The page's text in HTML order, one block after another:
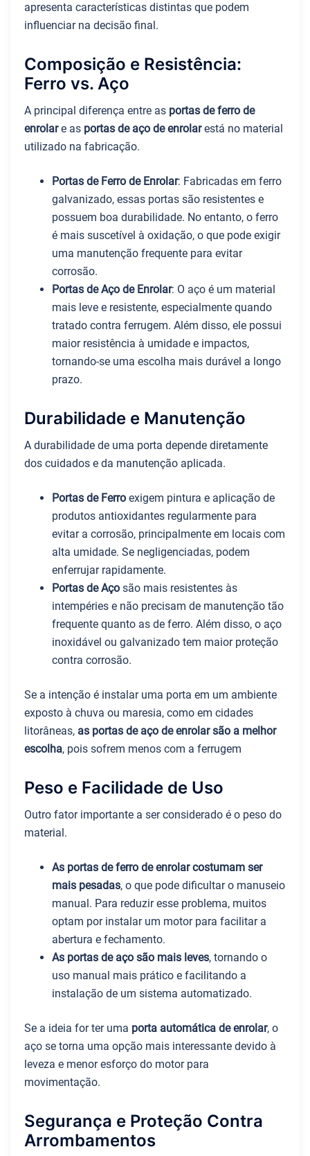
apresenta características distintas que podem
influenciar na decisão final.
Composição e Resistência:
Ferro vs. Aço
A principal diferença entre as portas de ferro de
enrolare as portas de aço de enrolarestá no material
utilizado na fabricação.
Portas de Ferro de Enrolar: Fabricadas em ferro
galvanizado, essas portas são resistentes e
possuem boa durabilidade. No entanto, o ferro
é mais suscetível à oxidação, o que pode exigir
uma manutenção frequente para evitar
corrosão.
Portas de Aço de Enrolar: O aço é um material
mais leve e resistente, especialmente quando
tratado contra ferrugem. Além disso, ele possui
maior resistência à umidade e impactos,
tornando-se uma escolha mais durável a longo
prazo.
Durabilidade e Manutenção
A durabilidade de uma porta depende diretamente
dos cuidados e da manutenção aplicada.
Portas de Ferro exigem pintura e aplicação de
produtos antioxidantes regularmente para
evitar a corrosão, principalmente em locais com
alta umidade. Se negligenciadas, podem
enferrujar rapidamente.
Portas de Aço são mais resistentes às
intempéries e não precisam de manutenção tão
frequente quanto as de ferro. Além disso, o aço
inoxidável ou galvanizado tem maior proteção
contra corrosão.
Se a intenção é instalar uma porta em um ambiente
exposto à chuva ou maresia, como em cidades
litorâneas, as portas de aço de enrolar são a melhor
escolha, pois sofrem menos com a ferrugem
Peso e Facilidade de Uso
Outro fator importante a ser considerado é o peso do
material.
As portas de ferro de enrolar costumam ser
mais pesadas, o que pode dificultar o manuseio
manual. Para reduzir esse problema, muitos
optam por instalar um motor para facilitar a
abertura e fechamento.
As portas de aço são mais leves, tornando o
uso manual mais prático e facilitando a
instalação de um sistema automatizado.
Se a ideia for ter uma porta automática de enrolar, o
aço se torna uma opção mais interessante devido à
leveza e menor esforço do motor para
movimentação.
Segurança e Proteção Contra
Arrombamentos